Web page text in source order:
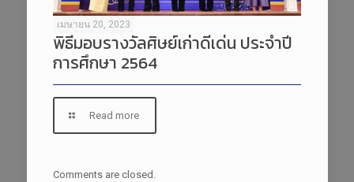
เมษายน 20, 2023
พิธีมอบรางวัลศิษย์เก่าดีเด่น ประจำปี
การศึกษา 2564
Read more
Comments are closed.